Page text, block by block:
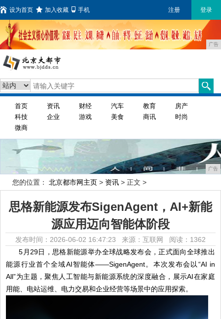
设为首页 加入收藏 手机 注册 登录
广告
首页 资讯 财经 汽车 教育
房产
科技
企业 游戏 美食 商讯
时尚
微商
广告
您的位置： 北京都市网主页 > 资讯 > 正文 >
思格新能源发布SigenAgent，AI+新能
源应用迈向智能体阶段
发布时间：2026-06-02 16:47:23 来源：互联网 阅读：1362
5月29日，思格新能源举办全球战略发布会，正式面向全球推出
能源行业首个全域AI智能体——SigenAgent。本次发布会以“AI in
All”为主题，聚焦人工智能与新能源系统的深度融合，展示AI在家庭
用能、电站运维、电力交易和企业经营等场景中的应用探索。